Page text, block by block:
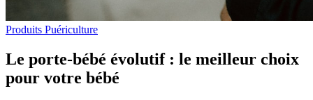
Produits Puériculture
Le porte-bébé évolutif : le meilleur choix
pour votre bébé